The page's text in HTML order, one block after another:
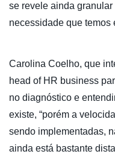
se revele ainda
necessidade que temos
Carolina Coelho, que
head of HR business
no diagnóstico e
existe, “porém a
sendo implementadas,
ainda está bastante